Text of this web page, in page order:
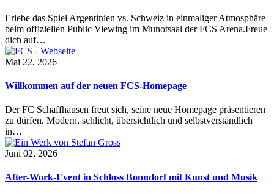
Erlebe das Spiel Argentinien vs. Schweiz in einmaliger Atmosphäre
beim offiziellen Public Viewing im Munotsaal der FCS Arena.Freue
dich auf…
Mai 22, 2026
Willkommen auf der neuen FCS-Homepage
Der FC Schaffhausen freut sich, seine neue Homepage präsentieren
zu dürfen. Modern, schlicht, übersichtlich und selbstverständlich
in…
Juni 02, 2026
After-Work-Event in Schloss Bonndorf mit Kunst und Musik